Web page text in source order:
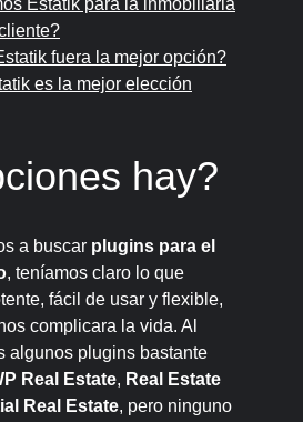
Estatik para la inmobiliaria
fuera la mejor opción?
es la mejor elección
hay?
a buscar plugins para el
, teníamos claro lo que
fácil de usar y flexible,
complicara la vida. Al
algunos plugins bastante
Real Estate, Real Estate
Real Estate, pero ninguno